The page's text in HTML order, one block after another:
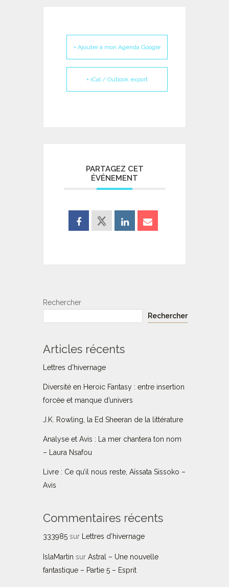
+ Ajouter à mon Agenda Google
+ iCal / Outlook export
PARTAGEZ CET
ÉVÉNEMENT
Rechercher
Rechercher
Articles récents
Lettres d’hivernage
Diversité en Heroic Fantasy : entre insertion
forcée et manque d’univers
J.K. Rowling, la Ed Sheeran de la littérature
Analyse et Avis : La mer chantera ton nom
– Laura Nsafou
Livre : Ce qu’il nous reste, Aïssata Sissoko –
Avis
Commentaires récents
333985 sur Lettres d’hivernage
IslaMartin sur Astral – Une nouvelle
fantastique – Partie 5 – Esprit